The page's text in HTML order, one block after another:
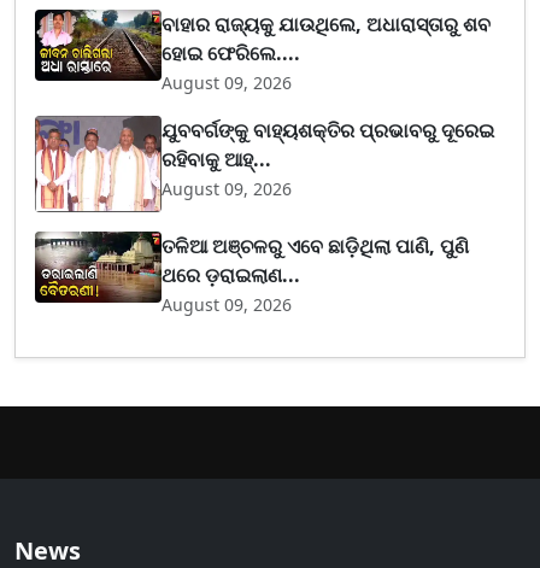
ବାହାର ରାଜ୍ୟକୁ ଯାଉଥିଲେ, ଅଧାରାସ୍ତାରୁ ଶବ
ହୋଇ ଫେରିଲେ....
August 09, 2026
ଯୁବବର୍ଗଙ୍କୁ ବାହ୍ୟଶକ୍ତିର ପ୍ରଭାବରୁ ଦୂରେଇ
ରହିବାକୁ ଆହ୍...
August 09, 2026
ତଳିଆ ଅଞ୍ଚଳରୁ ଏବେ ଛାଡ଼ିଥିଲା ପାଣି, ପୁଣି
ଥରେ ଡ଼ରାଇଲାଣ...
August 09, 2026
News